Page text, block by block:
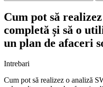
Cum pot să
completă și să o
un plan de afaceri
Intrebari
Cum pot să realizez o analiză